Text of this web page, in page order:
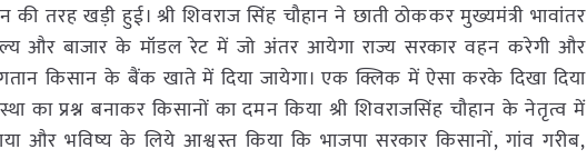
तरह खड़ी हुई। श्री शिवराज सिंह चौहान ने छाती ठोककर मुख्यमंत्री भावांतर
और बाजार के मॉडल रेट में जो अंतर आयेगा राज्य सरकार वहन करेगी और
किसान के बैंक खाते में दिया जायेगा। एक क्लिक में ऐसा करके दिखा दिया
का प्रश्न बनाकर किसानों का दमन किया श्री शिवराजसिंह चौहान के नेतृत्व में
और भविष्य के लिये आश्वस्त किया कि भाजपा सरकार किसानों, गांव गरीब,